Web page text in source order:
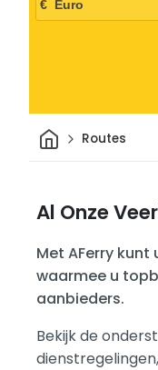
ThuisRoutes
Al Onze
Met AFerry
waarmee u
aanbieders.
Bekijk de